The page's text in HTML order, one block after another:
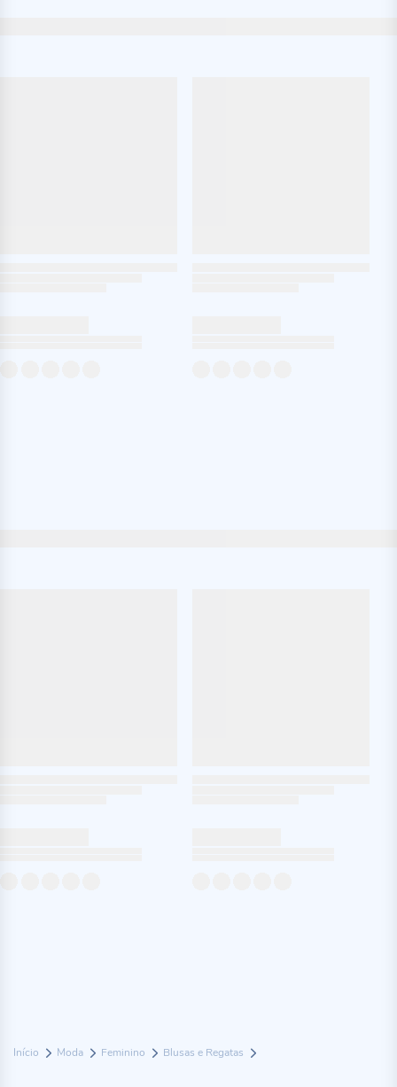
Início Moda Feminino Blusas e Regatas